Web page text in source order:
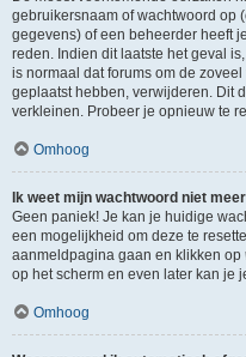
gebruikersnaam of wachtwoord op
gegevens) of een beheerder heeft
reden. Indien dit laatste het geval
is normaal dat forums om de
geplaatst hebben, verwijderen. Dit
verkleinen. Probeer je opnieuw te
Omhoog
Ik weet mijn wachtwoord niet
Geen paniek! Je kan je huidige
een mogelijkheid om deze te
aanmeldpagina gaan en klikken op
op het scherm en even later kan je
Omhoog